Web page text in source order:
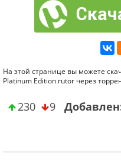
На этой странице вы можете
Platinum Edition rutor через
230 9